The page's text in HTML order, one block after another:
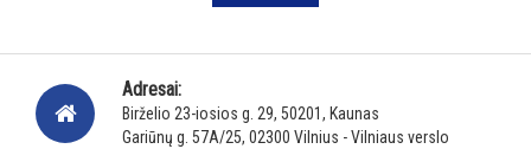
Adresai:
Birželio 23-iosios g. 29, 50201, Kaunas
Gariūnų g. 57A/25, 02300 Vilnius - Vilniaus verslo